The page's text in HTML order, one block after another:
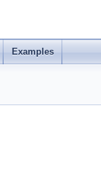
Examples